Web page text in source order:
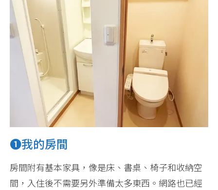
❶我的房間
房間附有基本家具，像是床、書桌、椅子和收納空
間，入住後不需要另外準備太多東西。網路也已經